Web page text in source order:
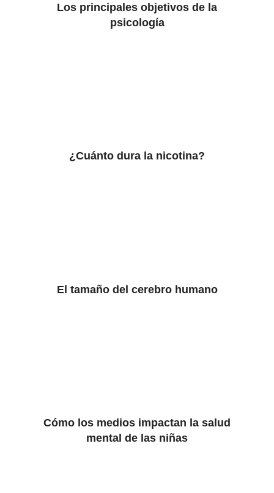
Los principales objetivos de la
psicología
¿Cuánto dura la nicotina?
El tamaño del cerebro humano
Cómo los medios impactan la salud
mental de las niñas